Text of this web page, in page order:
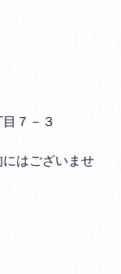
７－３
はございませ